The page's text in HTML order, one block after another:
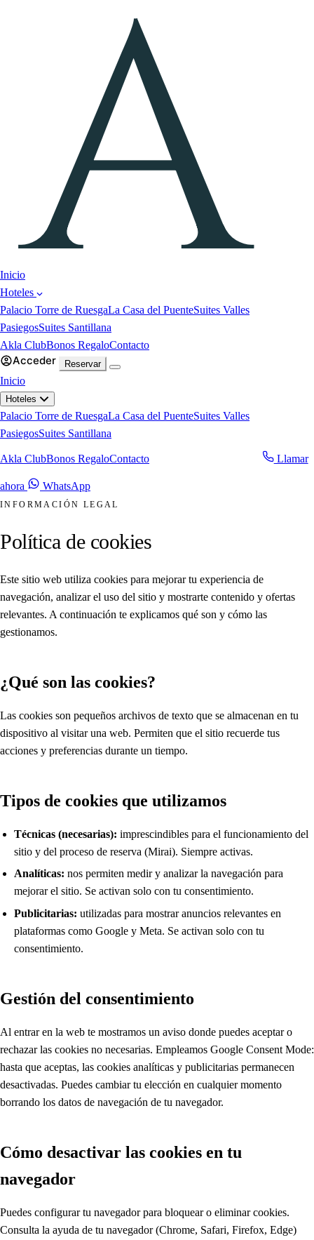
Inicio
Hoteles
Palacio Torre de RuesgaLa Casa del PuenteSuites Valles
PasiegosSuites Santillana
Akla ClubBonos RegaloContacto
Acceder Reservar
Inicio
Hoteles
Palacio Torre de RuesgaLa Casa del PuenteSuites Valles
PasiegosSuites Santillana
Akla ClubBonos RegaloContacto Llamar
ahora WhatsApp
INFORMACIÓN LEGAL
Política de cookies
Este sitio web utiliza cookies para mejorar tu experiencia de
navegación, analizar el uso del sitio y mostrarte contenido y ofertas
relevantes. A continuación te explicamos qué son y cómo las
gestionamos.
¿Qué son las cookies?
Las cookies son pequeños archivos de texto que se almacenan en tu
dispositivo al visitar una web. Permiten que el sitio recuerde tus
acciones y preferencias durante un tiempo.
Tipos de cookies que utilizamos
Técnicas (necesarias): imprescindibles para el funcionamiento del
sitio y del proceso de reserva (Mirai). Siempre activas.
Analíticas: nos permiten medir y analizar la navegación para
mejorar el sitio. Se activan solo con tu consentimiento.
Publicitarias: utilizadas para mostrar anuncios relevantes en
plataformas como Google y Meta. Se activan solo con tu
consentimiento.
Gestión del consentimiento
Al entrar en la web te mostramos un aviso donde puedes aceptar o
rechazar las cookies no necesarias. Empleamos Google Consent Mode:
hasta que aceptas, las cookies analíticas y publicitarias permanecen
desactivadas. Puedes cambiar tu elección en cualquier momento
borrando los datos de navegación de tu navegador.
Cómo desactivar las cookies en tu
navegador
Puedes configurar tu navegador para bloquear o eliminar cookies.
Consulta la ayuda de tu navegador (Chrome, Safari, Firefox, Edge)